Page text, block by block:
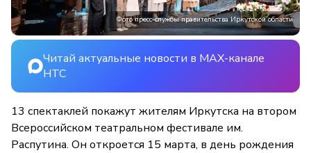
Фото пресс-службы правительства Иркутской области
Читай актуальные новости в MAX-канале
НТС
13 спектаклей покажут жителям Иркутска на втором
Всероссийском театральном фестивале им.
Распутина. Он откроется 15 марта, в день рождения